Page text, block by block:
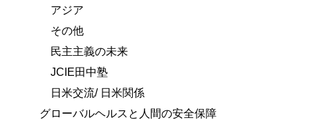
アジア
その他
民主主義の未来
JCIE田中塾
日米交流/ 日米関係
グローバルヘルスと人間の安全保障